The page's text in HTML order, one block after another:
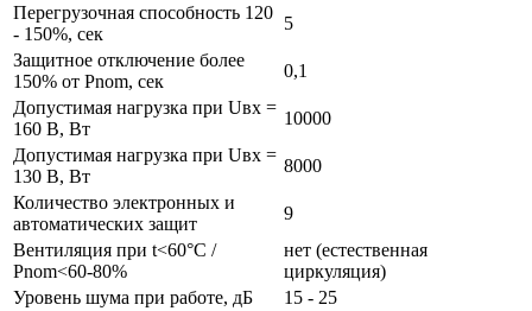
Перегрузочная способность 120
- 150%, сек
5
Защитное отключение более
150% от Pnom, сек
0,1
Допустимая нагрузка при Uвх =
160 В, Вт
10000
Допустимая нагрузка при Uвх =
130 В, Вт
8000
Количество электронных и
автоматических защит
9
Вентиляция при t<60°С /
Pnom<60-80%
нет (естественная
циркуляция)
Уровень шума при работе, дБ
15 - 25